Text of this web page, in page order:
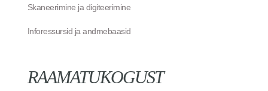
Skaneerimine ja digiteerimine
Inforessursid ja andmebaasid
RAAMATUKOGUST